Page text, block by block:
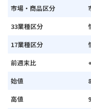
市場・商品区分
33業種区分
17業種区分
前週末比
始値
高値